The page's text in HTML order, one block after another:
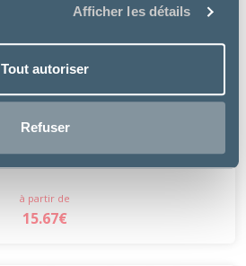
Afficher les détails
Tout autoriser
Refuser
Greenpex
CARBO TOP
à partir de
15.67€